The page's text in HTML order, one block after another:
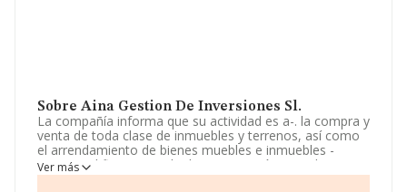
Sobre Aina Gestion De Inversiones Sl.
La compañía informa que su actividad es a-. la compra y
venta de toda clase de inmuebles y terrenos, así como
el arrendamiento de bienes muebles e inmuebles -
excepto el financiero-. b-. la construcción completa en
general, reparación y conservación de toda clase de
Ver más